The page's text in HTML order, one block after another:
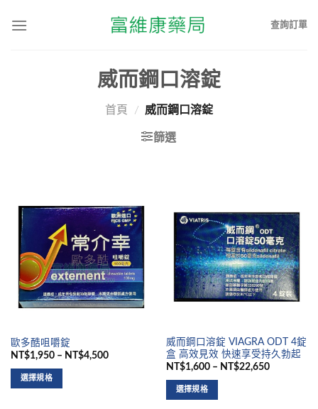
查詢訂單
威而鋼口溶錠
首頁 / 威而鋼口溶錠
篩選
歐多酷咀嚼錠
NT$1,950 – NT$4,500
選擇規格
威而鋼口溶錠 VIAGRA ODT 4錠
盒 高效見效 快速享受持久勃起
NT$1,600 – NT$22,650
選擇規格